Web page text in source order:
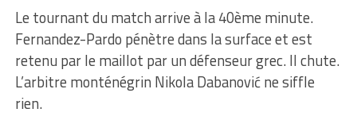
Le tournant du match arrive à la 40ème minute.
Fernandez-Pardo pénètre dans la surface et est
retenu par le maillot par un défenseur grec. Il chute.
L’arbitre monténégrin Nikola Dabanović ne siffle
rien.